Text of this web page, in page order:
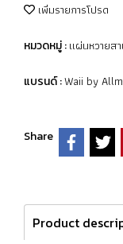
เพิ่มรายการโปรด
หมวดหมู่ :แผ่นหวายส
แบรนด์ :Waii by
Share
Product